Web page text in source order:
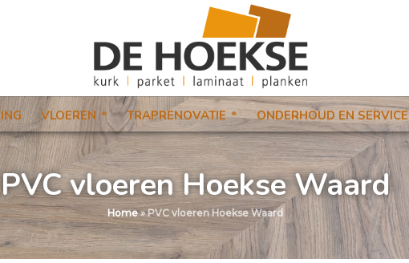
VLOEREN TRAPRENOVATIE ONDERHOUD EN SERVICE
PVC vloeren Hoekse Waard
Home»PVC vloeren Hoekse Waard